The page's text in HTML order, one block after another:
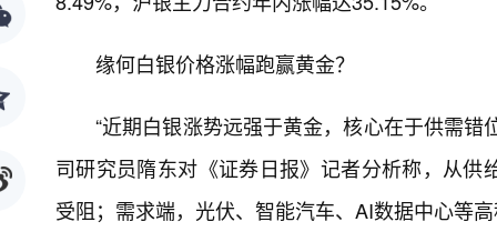
缘何白银价格涨幅跑赢黄金？
“近期白银涨势远强于黄金，核心在于供需
司研究员隋东对《证券日报》记者分析称，从
受阻；需求端，光伏、智能汽车、AI数据中心等